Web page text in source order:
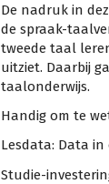
De nadruk in
de spraak-
tweede taal
uitziet. Daarbij
taalonderwijs.
Handig om te
Lesdata: Data in
Studie-